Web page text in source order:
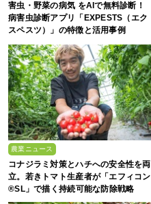
害虫・野菜の病気 をAIで無料診断！
病害虫診断アプリ「EXPESTS（エク
スペスツ）」の特徴と活用事例
農業ニュース
コナジラミ対策とハチへの安全性を両
立。若きトマト生産者が「エフィコン
®SL」で描く持続可能な防除戦略